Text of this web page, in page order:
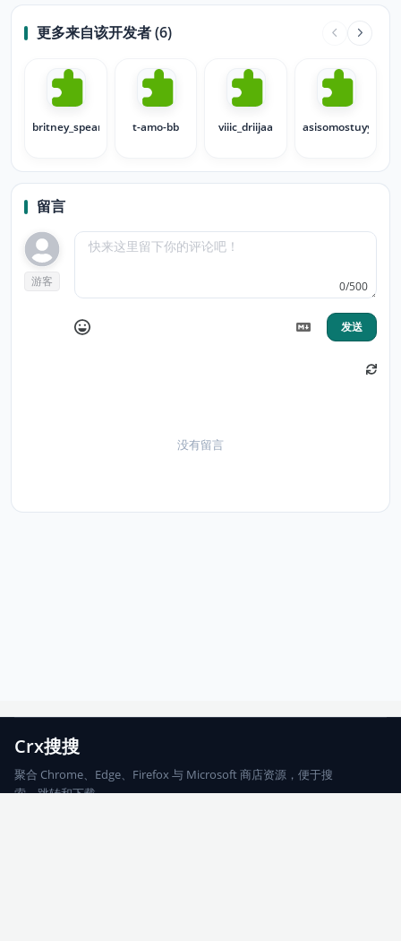
更多来自该开发者 (6)
britney_spears_98 t-amo-bb viiic_driijaa asisomostuyyo
留言
游客 0/500
发送
没有留言
Crx搜搜
聚合 Chrome、Edge、Firefox 与 Microsoft 商店资源，便于搜
索、跳转和下载。